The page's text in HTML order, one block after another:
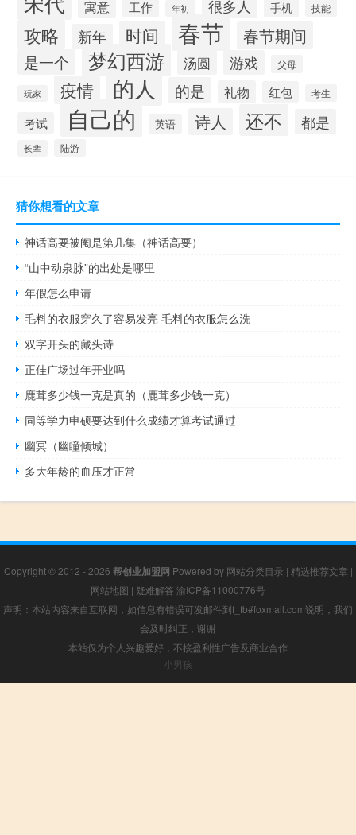
寓意 工作 年初 很多人 手机 技能
攻略 新年 时间 春节 春节期间
是一个 梦幻西游 汤圆 游戏 父母
玩家 疫情 的人 的是 礼物 红包 考生
考试 自己的 英语 诗人 还不 都是
长辈 陆游
猜你想看的文章
神话高要被阉是第几集（神话高要）
“山中动泉脉”的出处是哪里
年假怎么申请
毛料的衣服穿久了容易发亮 毛料的衣服怎么洗
双字开头的藏头诗
正佳广场过年开业吗
鹿茸多少钱一克是真的（鹿茸多少钱一克）
同等学力申硕要达到什么成绩才算考试通过
幽冥（幽瞳倾城）
多大年龄的血压才正常
Copyright © 2012 - 2026 帮创业加盟网 Powered by 网站分类目录 | 精选推荐文章 |
网站地图 | 疑难解答 渝ICP备11000776号
声明：本站内容来自互联网，如信息有错误可发邮件到f_fb#foxmail.com说明，我们
会及时纠正，谢谢
本站仅为个人兴趣爱好，不接盈利性广告及商业合作
小男孩